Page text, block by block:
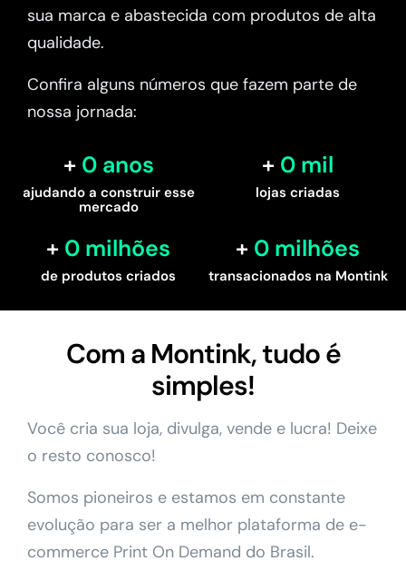
sua marca e abastecida com produtos de alta
qualidade.
Confira alguns números que fazem parte de
nossa jornada:
ajudando a construir esse
mercado
0 anos
lojas criadas
0 mil
de produtos criados
0 milhões
transacionados na Montink
0 milhões
Com a Montink, tudo é
simples!
Você cria sua loja, divulga, vende e lucra! Deixe
o resto conosco!
Somos pioneiros e estamos em constante
evolução para ser a melhor plataforma de e-
commerce Print On Demand do Brasil.